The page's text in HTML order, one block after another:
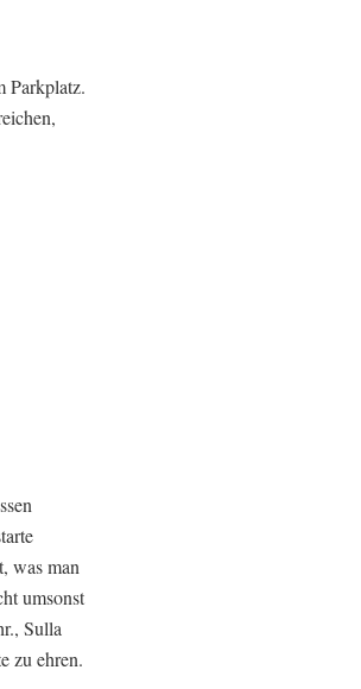
Parkplatz.
was man
umsonst
Sulla
zu ehren.